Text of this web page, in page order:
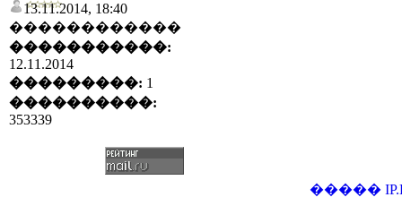
13.11.2014, 18:40
������������
�����������:
12.11.2014
���������: 1
����������:
353339
�����